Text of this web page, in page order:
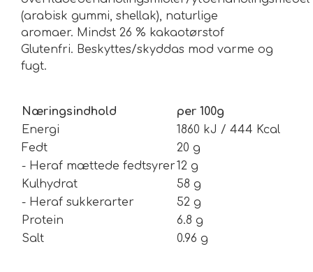
(arabisk gummi, shellak), naturlige
aromaer. Mindst 26 % kakaotørstof
Glutenfri. Beskyttes/skyddas mod varme og
fugt.
Næringsindhold
per 100g
Energi
1860 kJ / 444 Kcal
Fedt
20 g
- Heraf mættede fedtsyrer12 g
Kulhydrat
58 g
- Heraf sukkerarter
52 g
Protein
6.8 g
Salt
0.96 g